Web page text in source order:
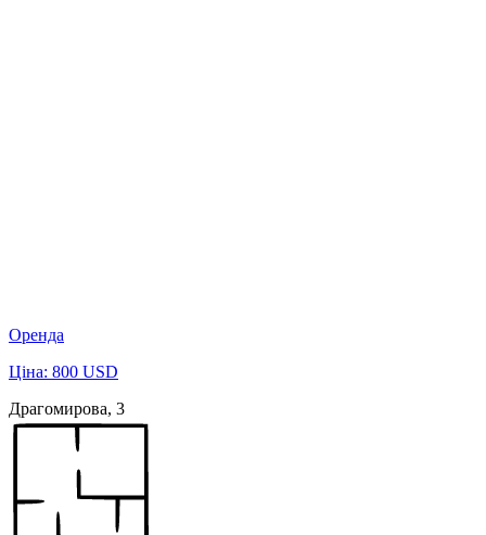
Оренда
Ціна: 800 USD
Драгомирова, 3